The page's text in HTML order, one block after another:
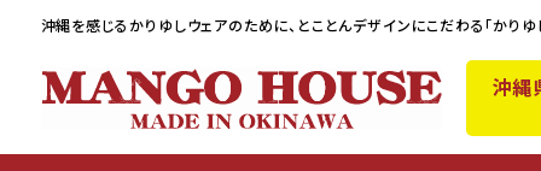
沖縄を感じるかりゆしウェアのために、 とことんデザインにこだわる「かり
沖縄